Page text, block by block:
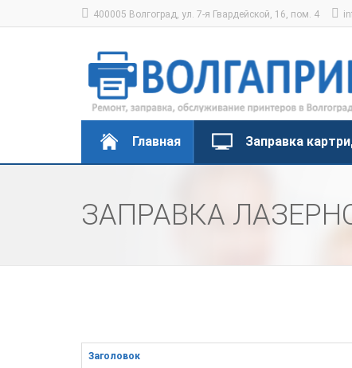
400005 Волгоград, ул. 7-я Гвардейской, 16, пом. 4
Главная Заправка
ЗАПРАВКА
Заголовок